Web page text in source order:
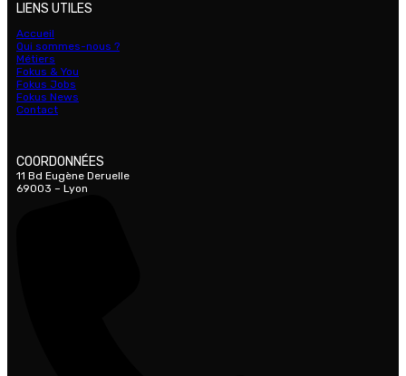
LIENS UTILES
Accueil
Qui sommes-nous ?
Métiers
Fokus & You
Fokus Jobs
Fokus News
Contact
COORDONNÉES
11 Bd Eugène Deruelle
69003 – Lyon